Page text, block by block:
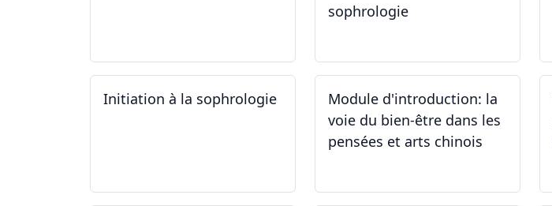
sophrologie
Initiation à la sophrologie
Module d'introduction: la
voie du bien-être dans les
pensées et arts chinois